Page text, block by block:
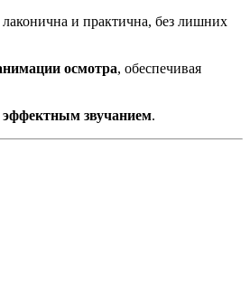
и практична, без лишних
осмотра, обеспечивая
эффектным звучанием.